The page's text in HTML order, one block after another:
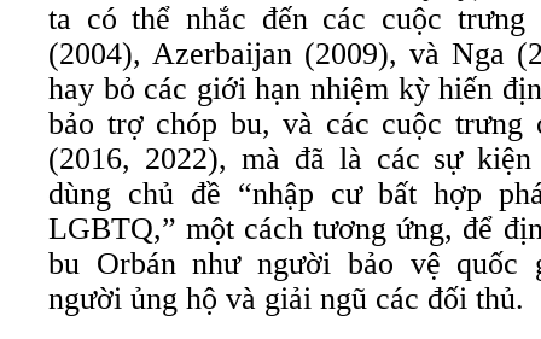
ta có thể nhắc đến các cuộc
(2004), Azerbaijan (2009), và Nga
hay bỏ các giới hạn nhiệm kỳ hiến
bảo trợ chóp bu, và các cuộc trưng
(2016, 2022), mà đã là các sự
dùng chủ đề “nhập cư bất hợp
LGBTQ,” một cách tương ứng, để
bu Orbán như người bảo vệ quốc
người ủng hộ và giải ngũ các đối thủ.